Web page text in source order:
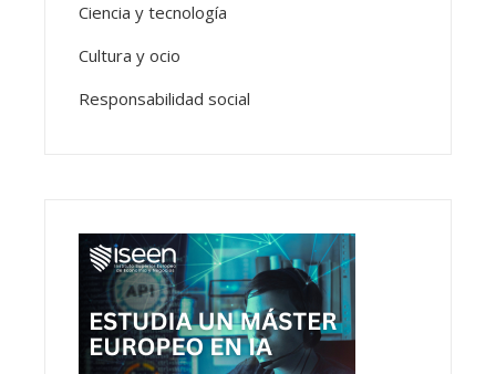
Ciencia y tecnología
Cultura y ocio
Responsabilidad social